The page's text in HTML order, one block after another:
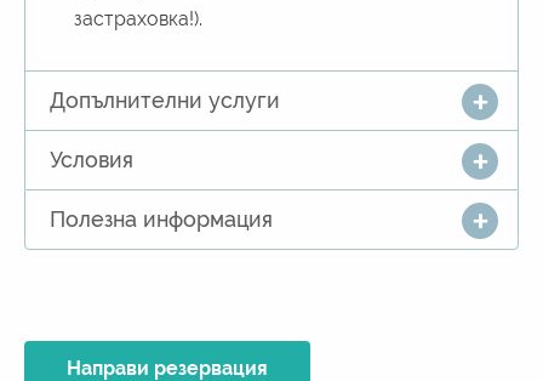
застраховка!).
Допълнителни услуги
Условия
Полезна информация
Направи резервация